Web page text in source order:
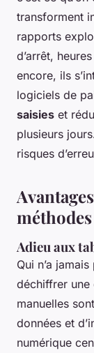
transforment
rapports
d’arrêt,
encore, ils
logiciels de
saisies et
plusieurs
risques
Adieu aux
Qui n’a
déchiffrer une
manuelles
données et
numérique